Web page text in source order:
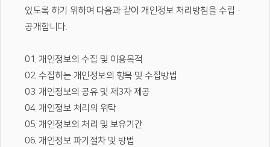
있도록 하기 위하여 다음과 같이 개인정보 처리방침을 수립·
공개합니다.
01. 개인정보의 수집 및 이용목적
02. 수집하는 개인정보의 항목 및 수집방법
03. 개인정보의 공유 및 제3자 제공
04. 개인정보 처리의 위탁
05. 개인정보의 처리 및 보유기간
06. 개인정보 파기절차 및 방법